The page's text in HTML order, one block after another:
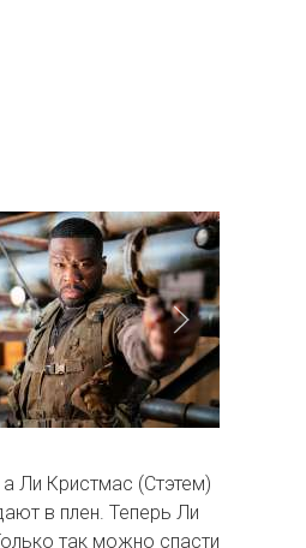
Ли Кристмас (Стэтем)
в плен. Теперь Ли
так можно спасти